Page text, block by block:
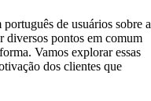
de usuários sobre a
diversos pontos em comum
Vamos explorar essas
dos clientes que